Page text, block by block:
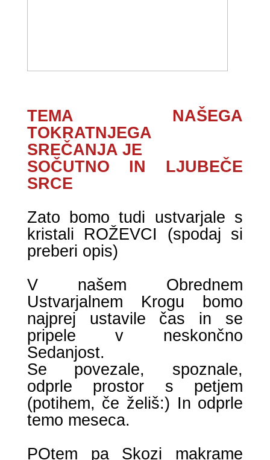
TEMA NAŠEGA
TOKRATNJEGA
SREČANJA JE
SOČUTNO IN LJUBEČE
SRCE
Zato bomo tudi ustvarjale s
kristali ROŽEVCI (spodaj si
preberi opis)
V našem Obrednem
Ustvarjalnem Krogu bomo
najprej ustavile čas in se
pripele v neskončno
Sedanjost.
Se povezale, spoznale,
odprle prostor s petjem
(potihem, če želiš:) In odprle
temo meseca.
POtem pa Skozi makrame